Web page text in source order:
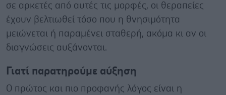
σε αρκετές από αυτές τις μορφές, οι θεραπείες
έχουν βελτιωθεί τόσο που η θνησιμότητα
μειώνεται ή παραμένει σταθερή, ακόμα κι αν οι
διαγνώσεις αυξάνονται.
Γιατί παρατηρούμε αύξηση
Ο πρώτος και πιο προφανής λόγος είναι η